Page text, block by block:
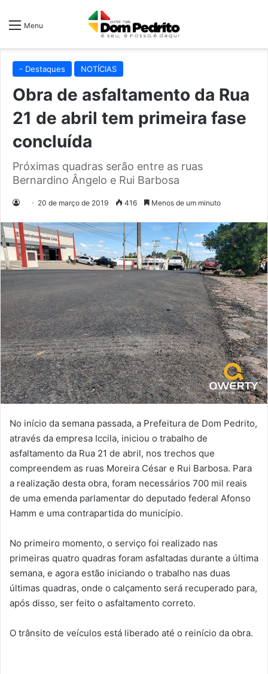
Menu
- Destaques NOTÍCIAS
Obra de asfaltamento da Rua
21 de abril tem primeira fase
concluída
Próximas quadras serão entre as ruas
Bernardino Ângelo e Rui Barbosa
20 de março de 2019 416 Menos de um minuto
No início da semana passada, a Prefeitura de Dom Pedrito,
através da empresa Iccila, iniciou o trabalho de
asfaltamento da Rua 21 de abril, nos trechos que
compreendem as ruas Moreira César e Rui Barbosa. Para
a realização desta obra, foram necessários 700 mil reais
de uma emenda parlamentar do deputado federal Afonso
Hamm e uma contrapartida do município.
No primeiro momento, o serviço foi realizado nas
primeiras quatro quadras foram asfaltadas durante a última
semana, e agora estão iniciando o trabalho nas duas
últimas quadras, onde o calçamento será recuperado para,
após disso, ser feito o asfaltamento correto.
O trânsito de veículos está liberado até o reinício da obra.